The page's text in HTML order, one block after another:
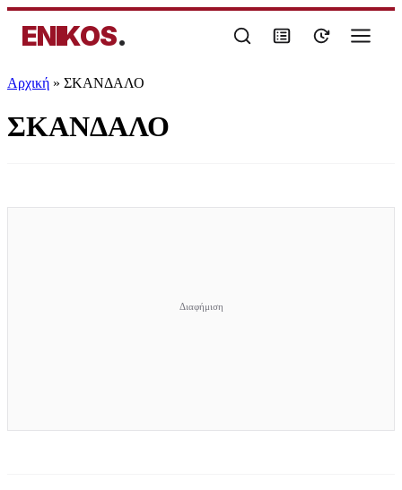
ENIKOS.
Αρχική » ΣΚΑΝΔΑΛΟ
ΣΚΑΝΔΑΛΟ